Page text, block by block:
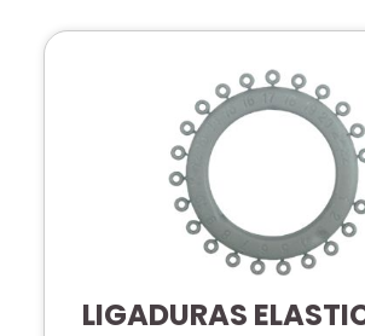
LIGADURAS